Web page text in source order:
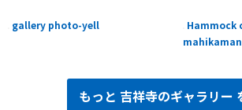
染と織のふたり展
2024.10.30 - 2024.11.04
旅する写真展「piece of journey」 Ayaka Yamane
gallery photo-yell
Hammock
もっと 吉祥寺のギャラリー